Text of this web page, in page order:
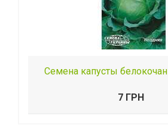
Семена капусты
7 ГРН